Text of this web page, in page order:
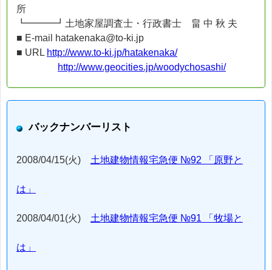
所
┗━━━┛土地家屋調査士・行政書士 畠 中 秋 夫
■ E-mail hatakenaka@to-ki.jp
■ URL http://www.to-ki.jp/hatakenaka/
http://www.geocities.jp/woodychosashi/
バックナンバーリスト
2008/04/15(火) 土地建物情報宅急便 №92 「原野と
は」
2008/04/01(火) 土地建物情報宅急便 №91 「牧場と
は」